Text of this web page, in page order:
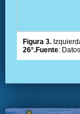
Figura 3.
26°.Fuente: